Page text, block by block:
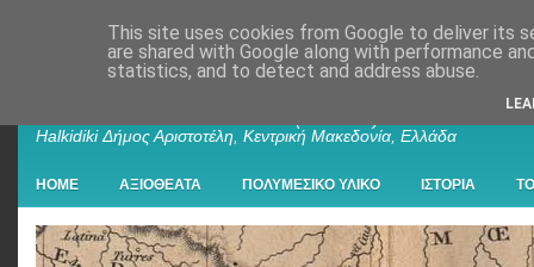
Παλαιοχώρι Χαλκιδικής
Halkidiki Δήμος Αριστοτέλη, Κεντρική Μακεδονία, Ελλάδα
HOME ΑΞΙΟΘΕΑΤΑ ΠΟΛΥΜΕΣΙΚΟ ΥΛΙΚΟ ΙΣΤΟΡΙΑ
This site uses cookies from Google to deliver its
are shared with Google along with performance
statistics, and to detect and address abuse.